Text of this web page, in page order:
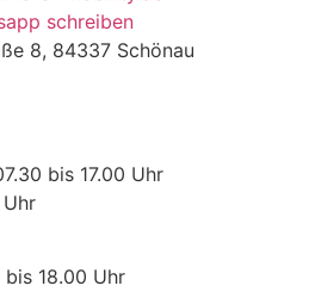
schreiben
8, 84337 Schönau
bis 17.00 Uhr
18.00 Uhr